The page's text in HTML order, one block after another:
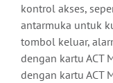
kontrol akses,
antarmuka untuk
tombol keluar,
dengan kartu ACT
dengan kartu ACT